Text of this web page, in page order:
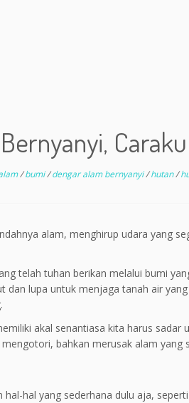
/bumi/dengar alam bernyanyi/hutan/
alam, menghirup udara yang
telah tuhan berikan melalui bumi
dan lupa untuk menjaga tanah air
akal senantiasa kita harus
bahkan merusak alam yang
hal-hal yang sederhana dulu aja,